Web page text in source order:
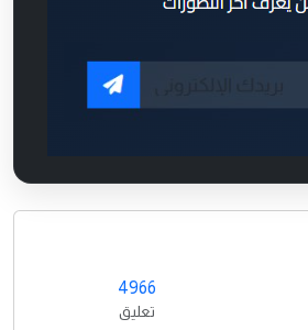
4966
تعليق